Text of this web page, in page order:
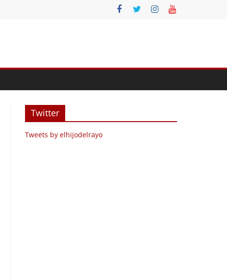
Twitter
Tweets by elhijodelrayo